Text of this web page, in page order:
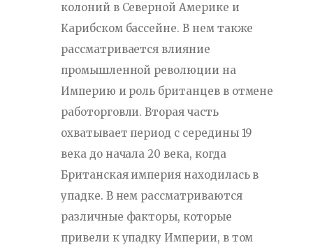
колоний в Северной Америке и
Карибском бассейне. В нем также
рассматривается влияние
промышленной революции на
Империю и роль британцев в отмене
работорговли. Вторая часть
охватывает период с середины 19
века до начала 20 века, когда
Британская империя находилась в
упадке. В нем рассматриваются
различные факторы, которые
привели к упадку Империи, в том